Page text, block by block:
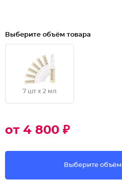
Выберите объём товара
7 шт х 2 мл
от 4 800 ₽
Выберите объём